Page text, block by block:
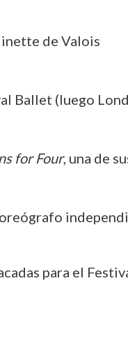
de Valois
Ballet (luego
for Four, una de
para el